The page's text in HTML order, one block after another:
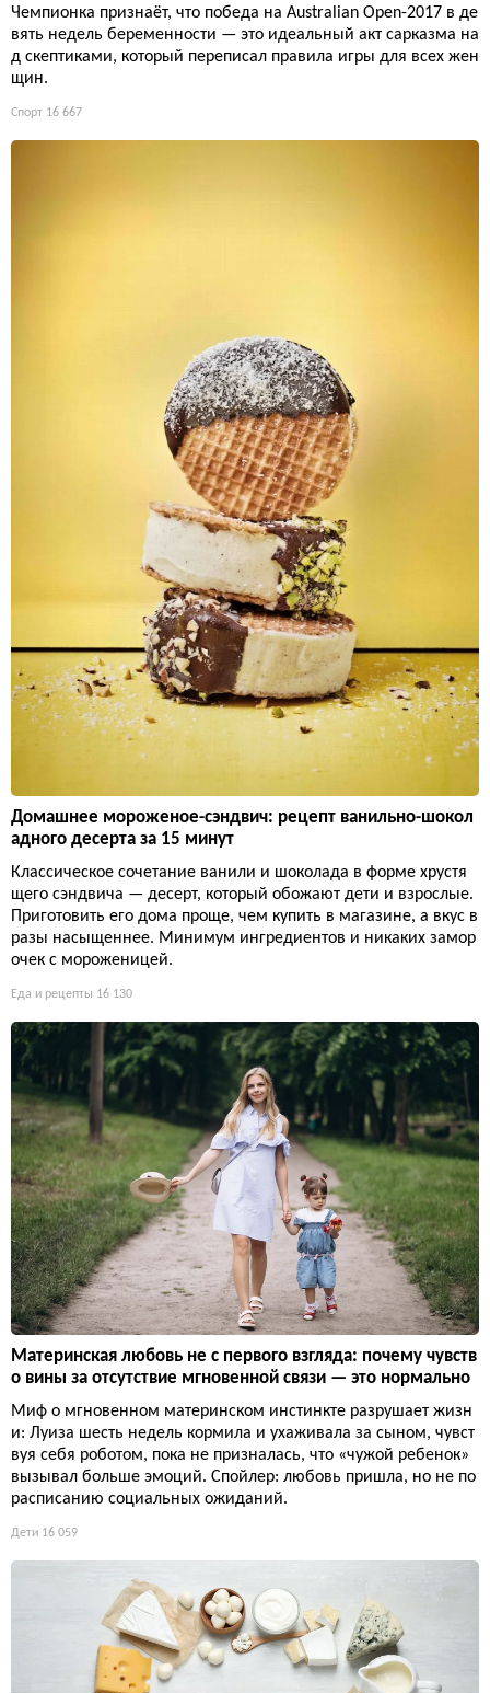
Чемпионка признаёт, что победа на Australian Open-2017 в де
вять недель беременности — это идеальный акт сарказма на
д скептиками, который переписал правила игры для всех жен
щин.
Спорт 16 667
Домашнее мороженое-сэндвич: рецепт ванильно-шокол
адного десерта за 15 минут
Классическое сочетание ванили и шоколада в форме хрустя
щего сэндвича — десерт, который обожают дети и взрослые.
Приготовить его дома проще, чем купить в магазине, а вкус в
разы насыщеннее. Минимум ингредиентов и никаких замор
очек с мороженицей.
Еда и рецепты 16 130
Материнская любовь не с первого взгляда: почему чувств
о вины за отсутствие мгновенной связи — это нормально
Миф о мгновенном материнском инстинкте разрушает жизн
и: Луиза шесть недель кормила и ухаживала за сыном, чувст
вуя себя роботом, пока не призналась, что «чужой ребенок»
вызывал больше эмоций. Спойлер: любовь пришла, но не по
расписанию социальных ожиданий.
Дети 16 059